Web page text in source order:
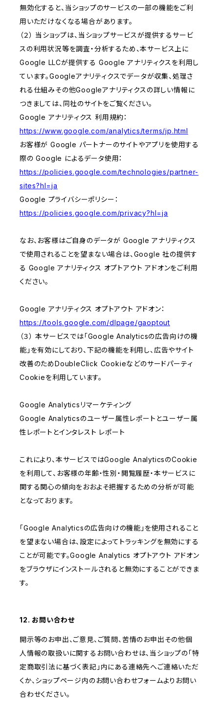
無効化すると、当ショップのサービスの一部の機能をご利
用いただけなくなる場合があります。
（２） 当ショップは、当ショップサービスが提供するサービ
スの利用状況等を調査・分析するため、本サービス上に
Google LLCが提供する Google アナリティクスを利用し
ています。Googleアナリティクスでデータが収集、処理さ
れる仕組みその他Googleアナリティクスの詳しい情報に
つきましては、同社のサイトをご覧ください。
Google アナリティクス 利用規約：
https://www.google.com/analytics/terms/jp.html
お客様が Google パートナーのサイトやアプリを使用する
際の Google によるデータ使用：
https://policies.google.com/technologies/partner-
sites?hl=ja
Google プライバシーポリシー：
https://policies.google.com/privacy?hl=ja
なお、お客様はご自身のデータが Google アナリティクス
で使用されることを望まない場合は、Google 社の提供す
る Google アナリティクス オプトアウト アドオンをご利用
ください。
Google アナリティクス オプトアウト アドオン：
https://tools.google.com/dlpage/gaoptout
（３） 本サービスでは「Google Analyticsの広告向けの機
能」を有効にしており、下記の機能を利用し、広告やサイト
改善のためDoubleClick Cookieなどのサードパーティ
Cookieを利用しています。
Google Analyticsリマーケティング
Google Analyticsのユーザー属性レポートとユーザー属
性レポートとインタレスト レポート
これにより、本サービスではGoogle AnalyticsのCookie
を利用して、お客様の年齢・性別・閲覧履歴・本サービスに
関する関心の傾向をおおよそ把握するための分析が可能
となっております。
「Google Analyticsの広告向けの機能」を使用されること
を望まない場合は、設定によってトラッキングを無効にする
ことが可能です。Google Analytics オプトアウト アドオン
をブラウザにインストールされると無効にすることができま
す。
12. お問い合わせ
開示等のお申出、ご意見、ご質問、苦情のお申出その他個
人情報の取扱いに関するお問い合わせは、当ショップの「特
定商取引法に基づく表記」内にある連絡先へご連絡いただ
くか、ショップページ内のお問い合わせフォームよりお問い
合わせください。